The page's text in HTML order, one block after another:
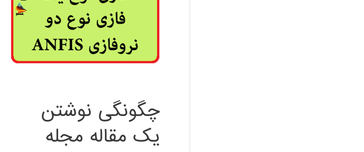
چگونگی نوشتن
یک مقاله مجله